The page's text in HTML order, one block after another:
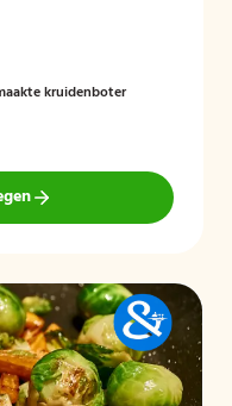
kruidenboter